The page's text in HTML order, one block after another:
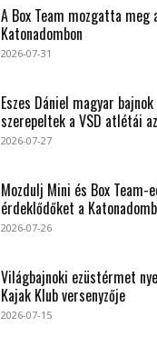
A Box Team mozgatta meg
Katonadombon
2026-07-31
Eszes Dániel magyar
szerepeltek a VSD atlétái
2026-07-27
Mozdulj Mini és Box Team-
érdeklődőket a
2026-07-26
Világbajnoki ezüstérmet
Kajak Klub versenyzője
2026-07-15